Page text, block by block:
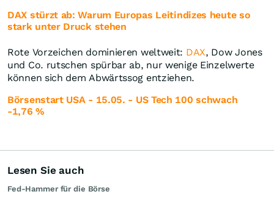
DAX stürzt ab: Warum Europas Leitindizes heute so
stark unter Druck stehen
Rote Vorzeichen dominieren weltweit: DAX, Dow Jones
und Co. rutschen spürbar ab, nur wenige Einzelwerte
können sich dem Abwärtssog entziehen.
Börsenstart USA - 15.05. - US Tech 100 schwach
-1,76 %
Lesen Sie auch
Fed-Hammer für die Börse